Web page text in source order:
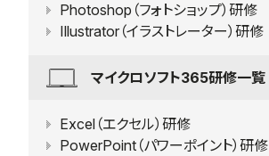
Photoshop（フォトショップ）研修
Illustrator（イラストレーター）研修
マイクロソフト365研修一覧
Excel（エクセル）研修
PowerPoint（パワーポイント）研修